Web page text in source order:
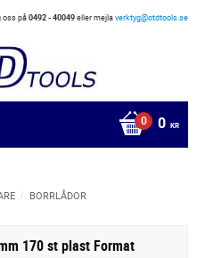
oss på0492 - 40049eller mejlaverktyg@otdtools.se
0 KR
BORRLÅDOR
170 st plast Format